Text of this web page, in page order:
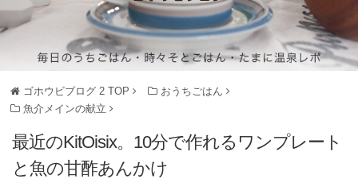
ゴホウビブログ 2TOP
おうちごはん
魚介メインの献立
最近のKitOisix。10分で作れるワンプレート
と魚の甘酢あんかけ